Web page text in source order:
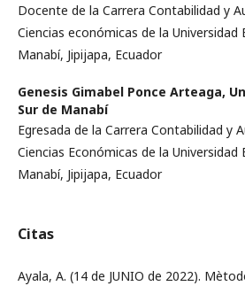
Docente de la Carrera Contabilidad y
Ciencias económicas de la Universidad
Manabí, Jipijapa, Ecuador
Genesis Gimabel Ponce Arteaga,
Sur de Manabí
Egresada de la Carrera Contabilidad y
Ciencias Económicas de la Universidad
Manabí, Jipijapa, Ecuador
Citas
Ayala, A. (14 de JUNIO de 2022).